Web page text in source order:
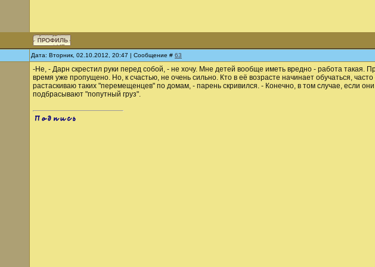
Дата: Вторник, 02.10.2012, 20:47 | Сообщение # 63
-Не, - Дарн скрестил руки перед собой, - не хочу. Мне детей вообще иметь вредно - работа такая.
время уже пропущено. Но, к счастью, не очень сильно. Кто в её возрасте начинает обучаться,
растаскиваю таких "перемещенцев" по домам, - парень скривился. - Конечно, в том случае, если
подбрасывают "попутный груз".
.